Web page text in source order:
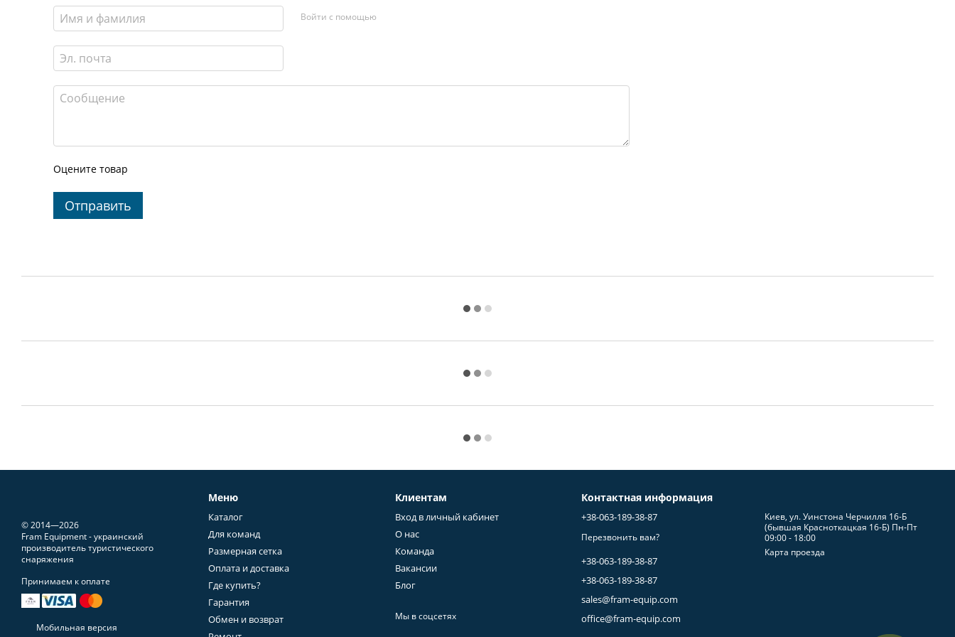
Войти с помощью
Оцените товар
Отправить
© 2014—2026
Fram Equipment - украинский
производитель туристического
снаряжения
Принимаем к оплате
Мобильная версия
Меню
Каталог
Для команд
Размерная сетка
Оплата и доставка
Где купить?
Гарантия
Обмен и возврат
Клиентам
Вход в личный кабинет
О нас
Команда
Вакансии
Блог
Мы в соцсетях
Контактная информация
+38-063-189-38-87
Перезвонить вам?
+38-063-189-38-87
+38-063-189-38-87
sales@fram-equip.com
office@fram-equip.com
Киев, ул. Уинстона Черчилля 16-Б
(бывшая Красноткацкая 16-Б) Пн-Пт
09:00 - 18:00
Карта проезда